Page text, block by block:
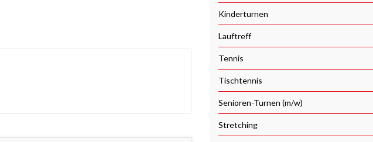
Kinderturnen
Lauftreff
Tennis
Tischtennis
Senioren-Turnen (m/w)
Stretching